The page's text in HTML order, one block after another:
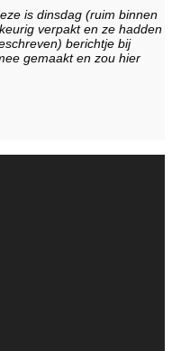
is dinsdag (ruim binnen
verpakt en ze hadden
berichtje bij
gemaakt en zou hier